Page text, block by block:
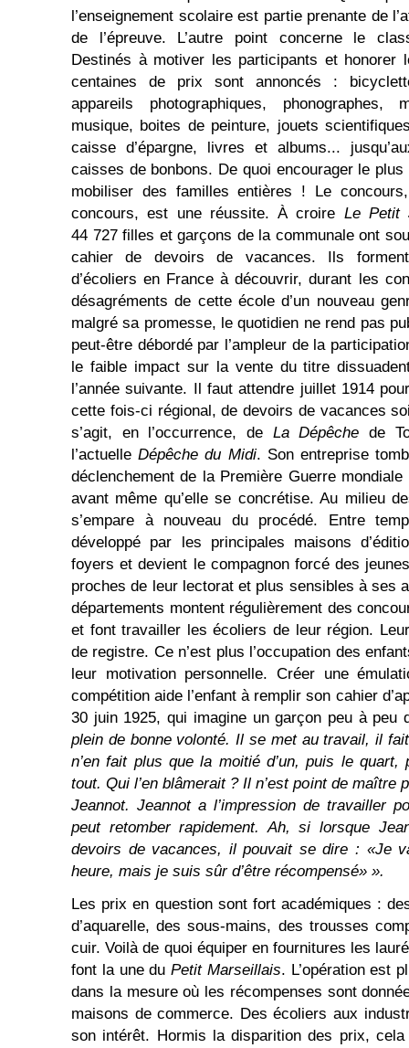
l’enseignement scolaire est partie prenante de
de l’épreuve. L’autre point concerne le
Destinés à motiver les participants et honorer
centaines de prix sont annoncés :
appareils photographiques, phonographes,
musique, boites de peinture, jouets
caisse d’épargne, livres et albums...
caisses de bonbons. De quoi encourager le plus
mobiliser des familles entières ! Le
concours, est une réussite. À croire Le Petit
44 727 filles et garçons de la communale ont
cahier de devoirs de vacances. Ils
d’écoliers en France à découvrir, durant les
désagréments de cette école d’un nouveau
malgré sa promesse, le quotidien ne rend pas
peut-être débordé par l’ampleur de la
le faible impact sur la vente du titre
l’année suivante. Il faut attendre juillet 1914
cette fois-ci régional, de devoirs de vacances
s’agit, en l’occurrence, de La Dépêche de
l’actuelle Dépêche du Midi. Son entreprise
déclenchement de la Première Guerre
avant même qu’elle se concrétise. Au milieu
s’empare à nouveau du procédé. Entre
développé par les principales maisons
foyers et devient le compagnon forcé des
proches de leur lectorat et plus sensibles à ses
départements montent régulièrement des
et font travailler les écoliers de leur région.
de registre. Ce n’est plus l’occupation des
leur motivation personnelle. Créer une
compétition aide l’enfant à remplir son cahier
30 juin 1925, qui imagine un garçon peu à peu
plein de bonne volonté. Il se met au travail, il
n’en fait plus que la moitié d’un, puis le
tout. Qui l’en blâmerait ? Il n’est point de maître
Jeannot. Jeannot a l’impression de travailler
peut retomber rapidement. Ah, si lorsque
devoirs de vacances, il pouvait se dire : «Je
heure, mais je suis sûr d’être récompensé» ».
Les prix en question sont fort académiques :
d’aquarelle, des sous-mains, des trousses
cuir. Voilà de quoi équiper en fournitures les
font la une du Petit Marseillais. L’opération est
dans la mesure où les récompenses sont
maisons de commerce. Des écoliers aux
son intérêt. Hormis la disparition des prix, cela